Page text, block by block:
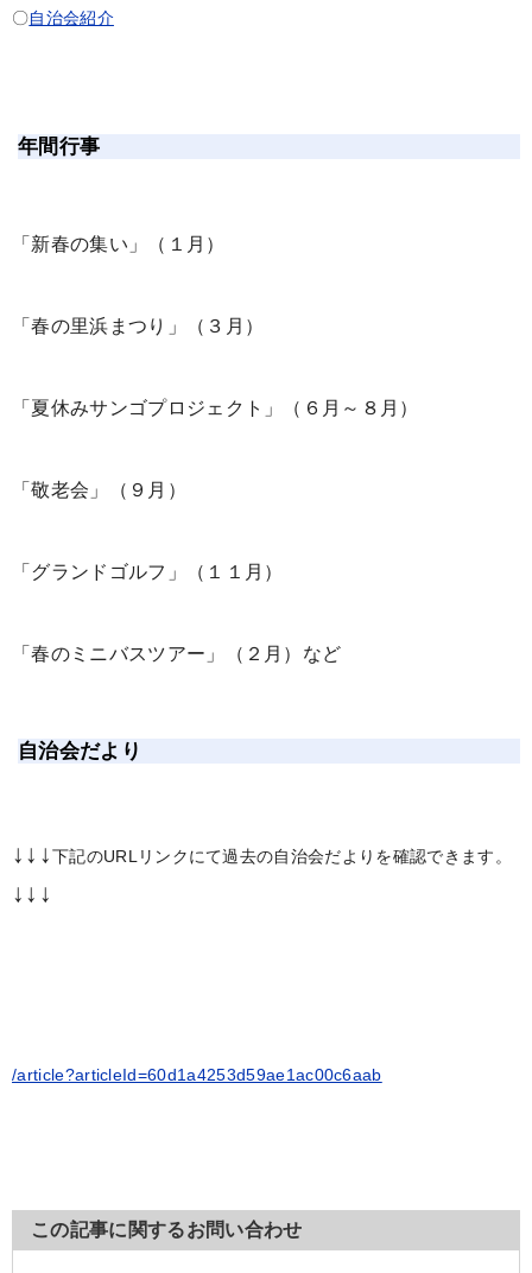
〇自治会紹介
年間行事
「新春の集い」（１月）
「春の里浜まつり」（３月）
「夏休みサンゴプロジェクト」（６月～８月）
「敬老会」（９月）
「グランドゴルフ」（１１月）
「春のミニバスツアー」（２月）など
自治会だより
↓↓↓下記のURLリンクにて過去の自治会だよりを確認できます。
↓↓↓
/article?articleId=60d1a4253d59ae1ac00c6aab
この記事に関するお問い合わせ